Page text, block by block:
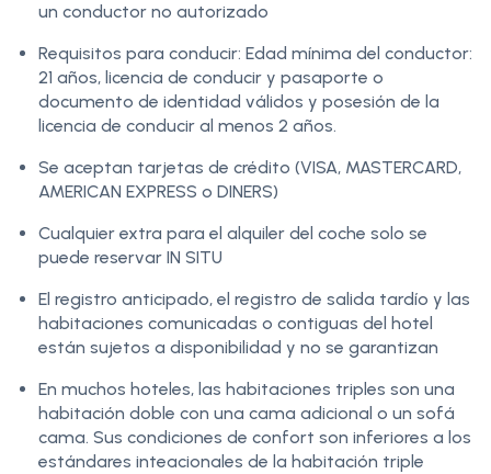
un conductor no autorizado
Requisitos para conducir: Edad mínima del conductor:
21 años, licencia de conducir y pasaporte o
documento de identidad válidos y posesión de la
licencia de conducir al menos 2 años.
Se aceptan tarjetas de crédito (VISA, MASTERCARD,
AMERICAN EXPRESS o DINERS)
Cualquier extra para el alquiler del coche solo se
puede reservar IN SITU
El registro anticipado, el registro de salida tardío y las
habitaciones comunicadas o contiguas del hotel
están sujetos a disponibilidad y no se garantizan
En muchos hoteles, las habitaciones triples son una
habitación doble con una cama adicional o un sofá
cama. Sus condiciones de confort son inferiores a los
estándares inteacionales de la habitación triple